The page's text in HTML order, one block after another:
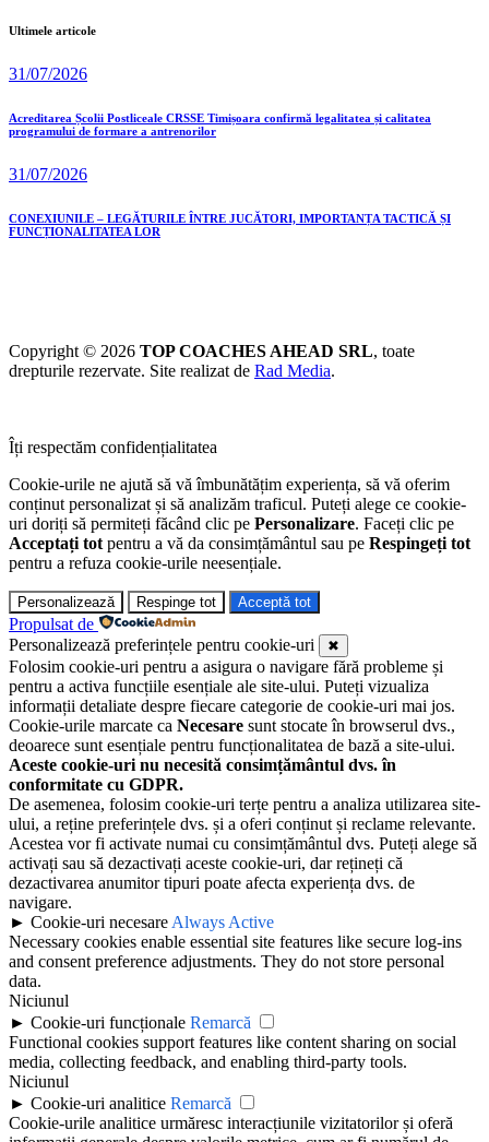
Ultimele articole
31/07/2026
Acreditarea Școlii Postliceale CRSSE Timișoara confirmă legalitatea și calitatea
programului de formare a antrenorilor
31/07/2026
CONEXIUNILE – LEGĂTURILE ÎNTRE JUCĂTORI, IMPORTANȚA TACTICĂ ȘI
FUNCȚIONALITATEA LOR
Copyright © 2026 TOP COACHES AHEAD SRL, toate
drepturile rezervate. Site realizat de Rad Media.
Îți respectăm confidențialitatea
Cookie-urile ne ajută să vă îmbunătățim experiența, să vă oferim
conținut personalizat și să analizăm traficul. Puteți alege ce cookie-
uri doriți să permiteți făcând clic pe Personalizare. Faceți clic pe
Acceptați tot pentru a vă da consimțământul sau pe Respingeți tot
pentru a refuza cookie-urile neesențiale.
Personalizează Respinge tot Acceptă tot
Propulsat de
Personalizează preferințele pentru cookie-uri
✖
Folosim cookie-uri pentru a asigura o navigare fără probleme și
pentru a activa funcțiile esențiale ale site-ului. Puteți vizualiza
informații detaliate despre fiecare categorie de cookie-uri mai jos.
Cookie-urile marcate ca Necesare sunt stocate în browserul dvs.,
deoarece sunt esențiale pentru funcționalitatea de bază a site-ului.
Aceste cookie-uri nu necesită consimțământul dvs. în
conformitate cu GDPR.
De asemenea, folosim cookie-uri terțe pentru a analiza utilizarea site-
ului, a reține preferințele dvs. și a oferi conținut și reclame relevante.
Acestea vor fi activate numai cu consimțământul dvs. Puteți alege să
activați sau să dezactivați aceste cookie-uri, dar rețineți că
dezactivarea anumitor tipuri poate afecta experiența dvs. de
navigare.
► Cookie-uri necesare Always Active
Necessary cookies enable essential site features like secure log-ins
and consent preference adjustments. They do not store personal
data.
Niciunul
► Cookie-uri funcționale Remarcă
Functional cookies support features like content sharing on social
media, collecting feedback, and enabling third-party tools.
Niciunul
► Cookie-uri analitice Remarcă
Cookie-urile analitice urmăresc interacțiunile vizitatorilor și oferă